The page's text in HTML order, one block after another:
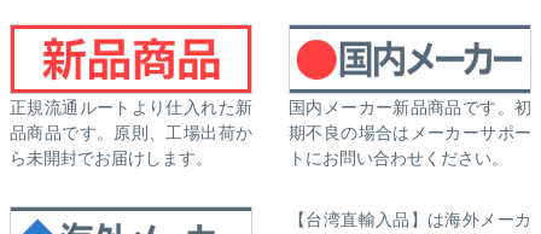
正規流通ルートより仕入れた新
品商品です。原則、工場出荷か
ら未開封でお届けします。
国内メーカー新品商品です。初
期不良の場合はメーカーサポー
トにお問い合わせください。
【台湾直輸入品】は海外メーカ